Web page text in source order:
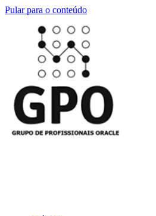
Pular para o conteúdo